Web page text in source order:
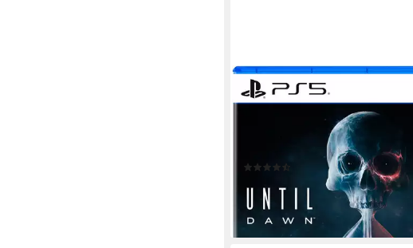
PLAYSTATION 5
Until Dawn
Plattform
keine Jugendfreigabe (ab 18 Jahren)
PlayStation Publishing LLC
Publisher
69,99 €
-12%
lieferbar - in 2-3 Werktagen bei dir